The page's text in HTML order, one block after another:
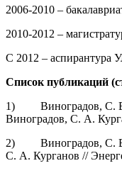
2006-2010 –
2010-2012 –
С 2012 – аспирантура
Список публикаций
1) Виноградов, С. В.
Виноградов, С. А.
2) Виноградов, С. В.
С. А. Курганов //